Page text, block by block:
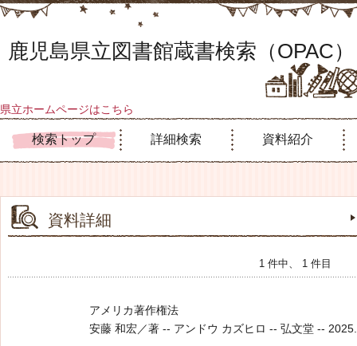
鹿児島県立図書館蔵書検索（OPAC）
県立ホームページはこちら
検索トップ 詳細検索 資料紹介
資料詳細
1 件中、 1 件目
アメリカ著作権法
安藤 和宏／著 -- アンドウ カズヒロ -- 弘文堂 --